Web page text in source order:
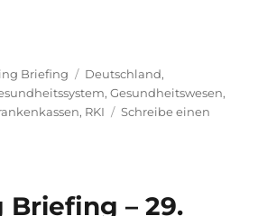
– 27. Januar 2021 – Gesundheit
Briefing Schlagwörter
Deutschland,
,Gesundheitswesen,
, RKI
Schreibe einen
Briefing – 29.